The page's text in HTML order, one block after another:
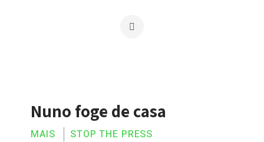
Nuno foge de casa
MAIS STOP THE PRESS